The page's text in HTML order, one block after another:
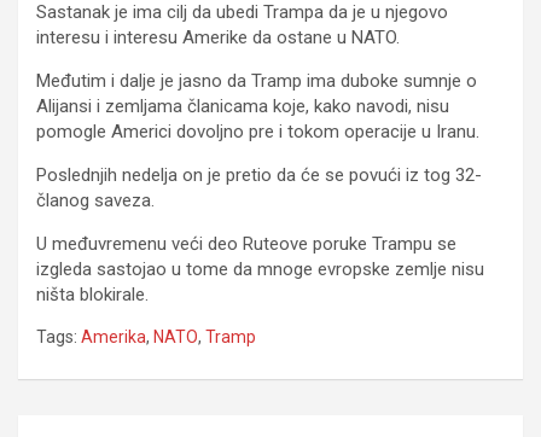
Sastanak je ima cilj da ubedi Trampa da je u njegovo
interesu i interesu Amerike da ostane u NATO.
Međutim i dalje je jasno da Tramp ima duboke sumnje o
Alijansi i zemljama članicama koje, kako navodi, nisu
pomogle Americi dovoljno pre i tokom operacije u Iranu.
Poslednjih nedelja on je pretio da će se povući iz tog 32-
članog saveza.
U međuvremenu veći deo Ruteove poruke Trampu se
izgleda sastojao u tome da mnoge evropske zemlje nisu
ništa blokirale.
Tags: Amerika, NATO, Tramp